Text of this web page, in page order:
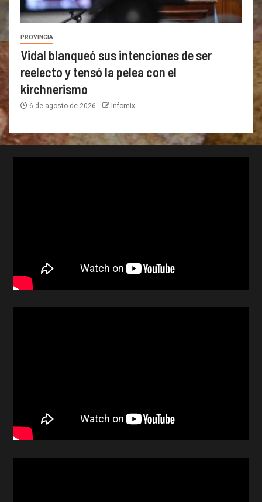
PROVINCIA
Vidal blanqueó sus intenciones de ser
reelecto y tensó la pelea con el
kirchnerismo
6 de agosto de 2026 Infomix